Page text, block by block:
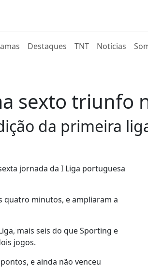
Destaques TNT Notícias
sexto triunfo
da primeira
jornada da I Liga portuguesa
quatro minutos, e ampliaram a
mais seis do que Sporting e
jogos.
e ainda não venceu